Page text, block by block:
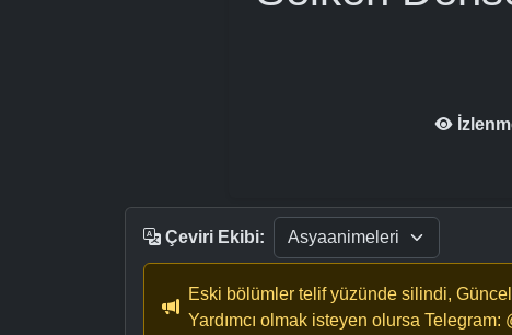
Çeviri Ekibi:
Eski bölümler telif yüzünde silindi,
Yardımcı olmak isteyen olursa